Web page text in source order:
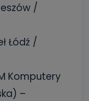
/
Łódź /
Komputery
–